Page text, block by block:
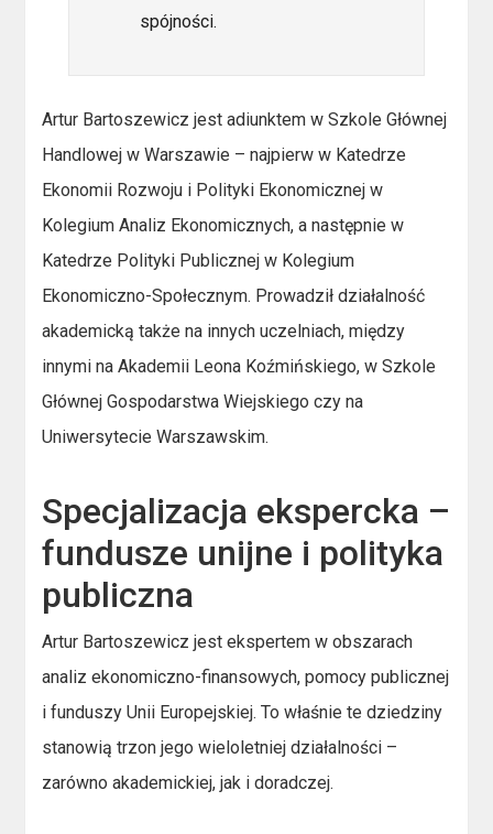
spójności.
Artur Bartoszewicz jest adiunktem w Szkole Głównej
Handlowej w Warszawie – najpierw w Katedrze
Ekonomii Rozwoju i Polityki Ekonomicznej w
Kolegium Analiz Ekonomicznych, a następnie w
Katedrze Polityki Publicznej w Kolegium
Ekonomiczno-Społecznym. Prowadził działalność
akademicką także na innych uczelniach, między
innymi na Akademii Leona Koźmińskiego, w Szkole
Głównej Gospodarstwa Wiejskiego czy na
Uniwersytecie Warszawskim.
Specjalizacja ekspercka –
fundusze unijne i polityka
publiczna
Artur Bartoszewicz jest ekspertem w obszarach
analiz ekonomiczno-finansowych, pomocy publicznej
i funduszy Unii Europejskiej. To właśnie te dziedziny
stanowią trzon jego wieloletniej działalności –
zarówno akademickiej, jak i doradczej.